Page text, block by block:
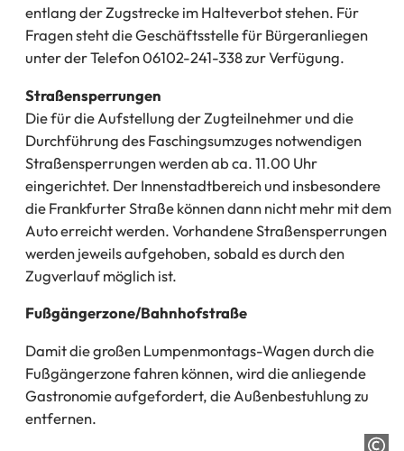
entlang der Zugstrecke im Halteverbot stehen. Für
Fragen steht die Geschäftsstelle für Bürgeranliegen
unter der Telefon 06102-241-338 zur Verfügung.
Straßensperrungen
Die für die Aufstellung der Zugteilnehmer und die
Durchführung des Faschingsumzuges notwendigen
Straßensperrungen werden ab ca. 11.00 Uhr
eingerichtet. Der Innenstadtbereich und insbesondere
die Frankfurter Straße können dann nicht mehr mit dem
Auto erreicht werden. Vorhandene Straßensperrungen
werden jeweils aufgehoben, sobald es durch den
Zugverlauf möglich ist.
Fußgängerzone/Bahnhofstraße
Damit die großen Lumpenmontags-Wagen durch die
Fußgängerzone fahren können, wird die anliegende
Gastronomie aufgefordert, die Außenbestuhlung zu
entfernen.